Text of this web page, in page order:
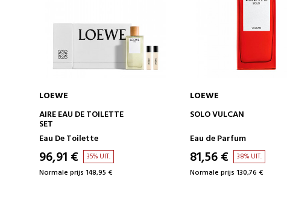
IN WINKELWAGEN
LOEWE
SOLO VULCAN
Eau de Parfum
81,56 € 38% UIT.
Normale prijs 130,76 €
IN WINKELWAGEN
LOEWE
AIRE SET
Eau de Toilette
112,27 € 36% UIT.
Normale prijs 176,03 €